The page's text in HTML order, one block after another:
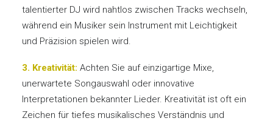
talentierter DJ wird nahtlos zwischen Tracks wechseln,
während ein Musiker sein Instrument mit Leichtigkeit
und Präzision spielen wird.
3. Kreativität: Achten Sie auf einzigartige Mixe,
unerwartete Songauswahl oder innovative
Interpretationen bekannter Lieder. Kreativität ist oft ein
Zeichen für tiefes musikalisches Verständnis und